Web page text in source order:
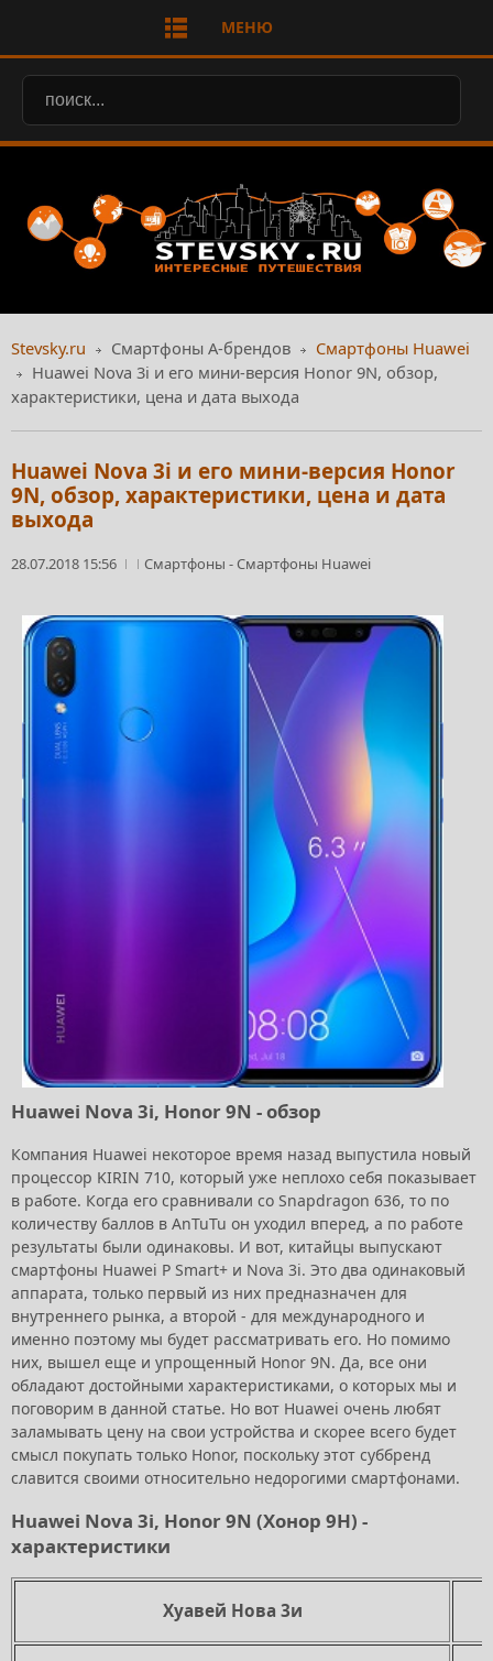
МЕНЮ
Stevsky.ru Смартфоны А-брендов
Смартфоны Huawei
Huawei Nova 3i и его мини-версия Honor 9N, обзор,
характеристики, цена и дата выхода
Huawei Nova 3i и его мини-версия Honor
9N, обзор, характеристики, цена и дата
выхода
28.07.2018 15:56 Смартфоны -Смартфоны Huawei
Huawei Nova 3i, Honor 9N - обзор
Компания Huawei некоторое время назад выпустила новый
процессор KIRIN 710, который уже неплохо себя показывает
в работе. Когда его сравнивали со Snapdragon 636, то по
количеству баллов в AnTuTu он уходил вперед, а по работе
результаты были одинаковы. И вот, китайцы выпускают
смартфоны Huawei P Smart+ и Nova 3i. Это два одинаковый
аппарата, только первый из них предназначен для
внутреннего рынка, а второй - для международного и
именно поэтому мы будет рассматривать его. Но помимо
них, вышел еще и упрощенный Honor 9N. Да, все они
обладают достойными характеристиками, о которых мы и
поговорим в данной статье. Но вот Huawei очень любят
заламывать цену на свои устройства и скорее всего будет
смысл покупать только Honor, поскольку этот суббренд
славится своими относительно недорогими смартфонами.
Huawei Nova 3i, Honor 9N (Хонор 9Н) -
характеристики
Хуавей Нова 3и